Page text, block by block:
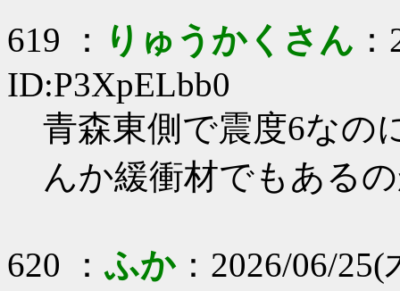
619 ： りゅうかくさん
ID:P3XpELbb0
青森東側で震度6なの
んか緩衝材でもある
620 ：ふか：2026/06/25(